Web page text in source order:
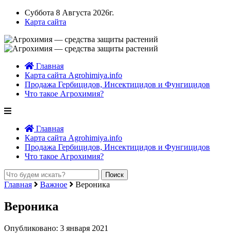
Суббота 8 Августа 2026г.
Карта сайта
Главная
Карта сайта Agrohimiya.info
Продажа Гербицидов, Инсектицидов и Фунгицидов
Что такое Агрохимия?
Главная
Карта сайта Agrohimiya.info
Продажа Гербицидов, Инсектицидов и Фунгицидов
Что такое Агрохимия?
Главная Важное Вероника
Вероника
Опубликовано: 3 января 2021